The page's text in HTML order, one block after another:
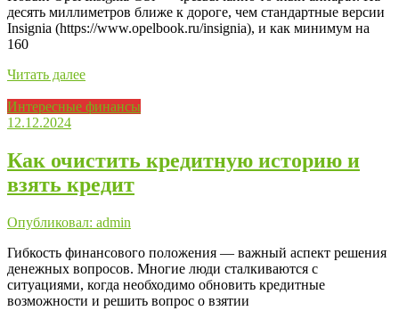
десять миллиметров ближе к дороге, чем стандартные версии
Insignia (https://www.opelbook.ru/insignia), и как минимум на
160
Читать далее
Интересные финансы
12.12.2024
Как очистить кредитную историю и
взять кредит
Опубликовал: admin
Гибкость финансового положения — важный аспект решения
денежных вопросов. Многие люди сталкиваются с
ситуациями, когда необходимо обновить кредитные
возможности и решить вопрос о взятии